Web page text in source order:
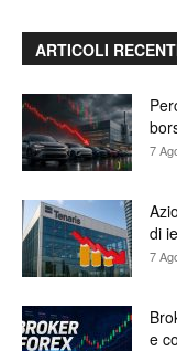
ARTICOLI
7
di
7
e